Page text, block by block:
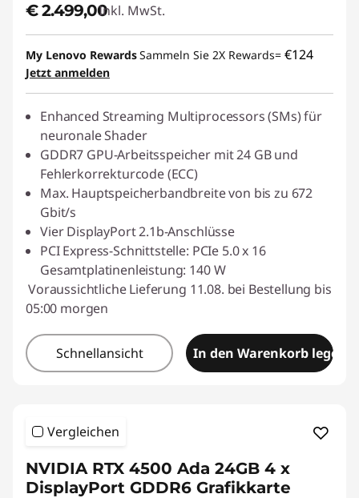
€ 2.499,00Inkl. MwSt.
My Lenovo RewardsSammeln Sie 2X Rewards= €124
Jetzt anmelden
Enhanced Streaming Multiprocessors (SMs) für
neuronale Shader
GDDR7 GPU-Arbeitsspeicher mit 24 GB und
Fehlerkorrekturcode (ECC)
Max. Hauptspeicherbandbreite von bis zu 672
Gbit/s
Vier DisplayPort 2.1b-Anschlüsse
PCI Express-Schnittstelle: PCIe 5.0 x 16
Gesamtplatinenleistung: 140 W
Voraussichtliche Lieferung 11.08. bei Bestellung bis
05:00 morgen
Schnellansicht In den Warenkorb legen
Vergleichen
NVIDIA RTX 4500 Ada 24GB 4 x
DisplayPort GDDR6 Grafikkarte